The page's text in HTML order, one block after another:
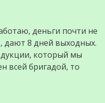
деньги почти не
дают 8 дней выходных.
который мы
всей бригадой, то